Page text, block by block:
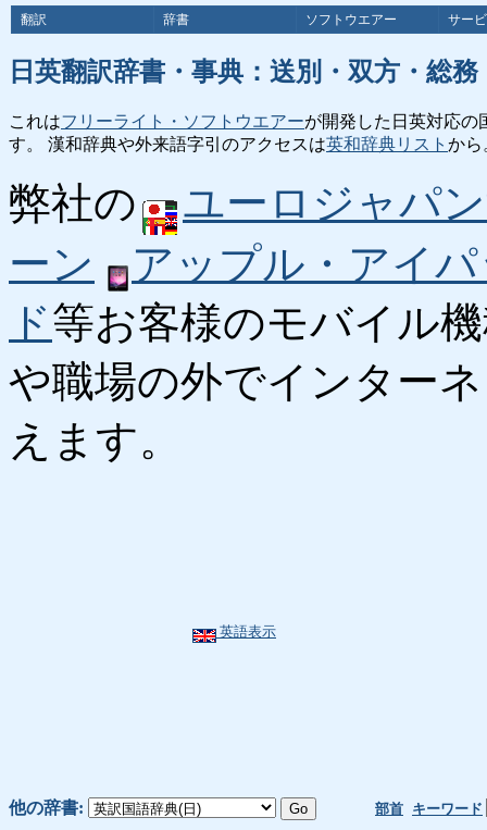
翻訳 辞書 ソフトウエアー サー
日英翻訳辞書・事典：送別・双方・総
これはフリーライト・ソフトウエアーが開発した日英対応の
す。 漢和辞典や外来語字引のアクセスは英和辞典リスト から
弊社の
ユーロジャパ
ーン
アップル・アイ
ド等お客様のモバイル
や職場の外でインター
えます。
英語表示
他の辞書: 部首 キーワード